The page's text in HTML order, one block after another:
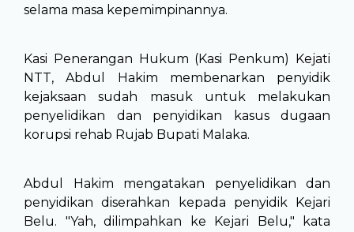
selama masa kepemimpinannya.
Kasi Penerangan Hukum (Kasi Penkum) Kejati
NTT, Abdul Hakim membenarkan penyidik
kejaksaan sudah masuk untuk melakukan
penyelidikan dan penyidikan kasus dugaan
korupsi rehab Rujab Bupati Malaka.
Abdul Hakim mengatakan penyelidikan dan
penyidikan diserahkan kepada penyidik Kejari
Belu. "Yah, dilimpahkan ke Kejari Belu," kata